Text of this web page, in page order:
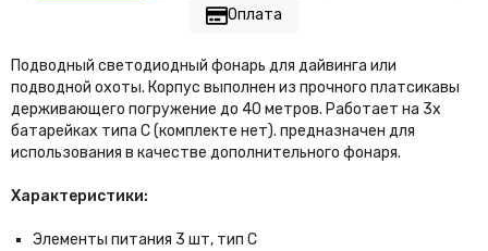
Оплата
Подводный светодиодный фонарь для дайвинга или
подводной охоты. Корпус выполнен из прочного платсикавы
держивающего погружение до 40 метров. Работает на 3х
батарейках типа С (комплекте нет). предназначен для
использования в качестве дополнительного фонаря.
Характеристики:
Элементы питания 3 шт, тип С